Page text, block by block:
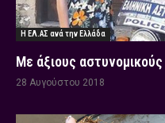
Η ΕΛ.ΑΣ ανά την Ελλάδα
Με άξιους
28 Αυγούστου 2018